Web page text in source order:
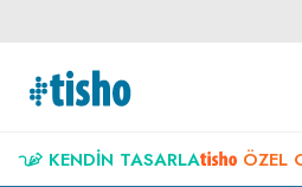
KENDIN TASARLA ÖZEL